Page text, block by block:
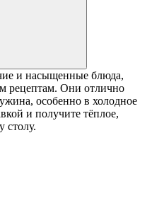
и насыщенные блюда,
рецептам. Они отлично
особенно в холодное
и получите тёплое,
столу.